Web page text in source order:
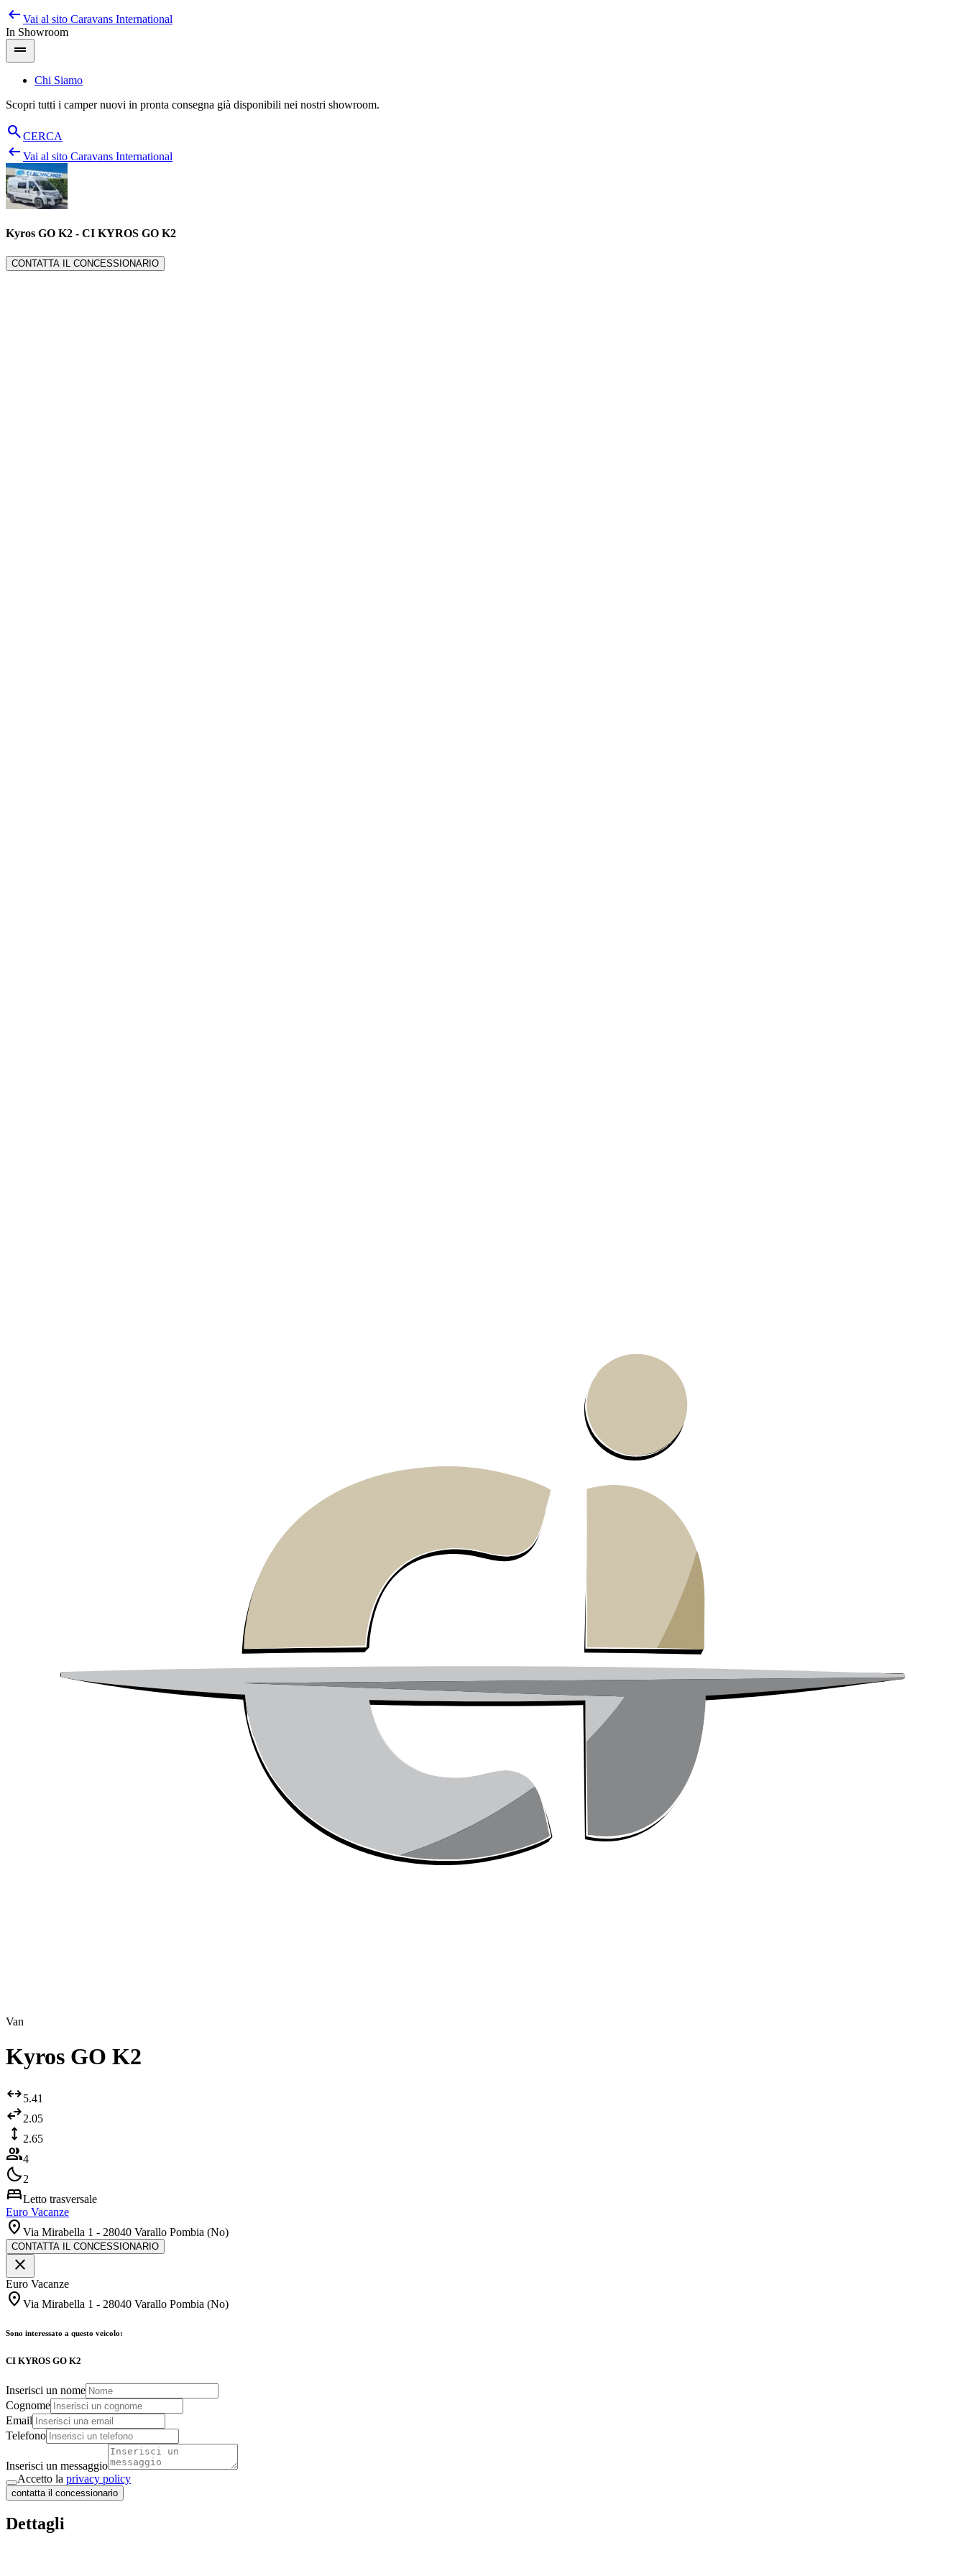
Salta
contenuto
arrow_left_alt Vai al sito Caravans International
In Showroom
drag_handle
Chi Siamo
Scopri tutti i camper nuovi in pronta consegna già disponibili nei nostri showroom.
searchCERCA
arrow_left_alt Vai al sito Caravans International
Kyros GO K2 - CI KYROS GO K2
CONTATTA IL CONCESSIONARIO
Van
Kyros GO K2
arrows_outward5.41
swap_horiz2.05
height 2.65
group4
bedtime2
bedLetto trasversale
Euro Vacanze
location_on Via Mirabella 1 - 28040 Varallo Pombia (No)
CONTATTA IL CONCESSIONARIO
close
Euro Vacanze
location_on Via Mirabella 1 - 28040 Varallo Pombia (No)
Sono interessato a questo veicolo:
CI KYROS GO K2
Inserisci un nome
Cognome
Email
Telefono
Inserisci un messaggio
Accetto la privacy policy
contatta il concessionario
Dettagli